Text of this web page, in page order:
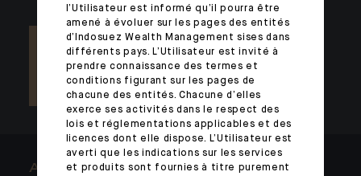
ARCHITECTS OF WEALTH
l’Utilisateur est informé qu’il pourra être
amené à évoluer sur les pages des entités
d’Indosuez Wealth Management sises dans
différents pays. L’Utilisateur est invité à
prendre connaissance des termes et
conditions figurant sur les pages de
chacune des entités. Chacune d’elles
exerce ses activités dans le respect des
lois et réglementations applicables et des
licences dont elle dispose. L’Utilisateur est
averti que les indications sur les services
et produits sont fournies à titre purement